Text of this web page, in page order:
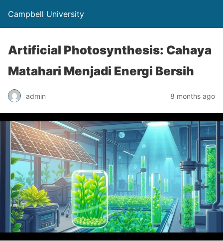
Campbell University
Artificial Photosynthesis: Cahaya
Matahari Menjadi Energi Bersih
admin 8 months ago